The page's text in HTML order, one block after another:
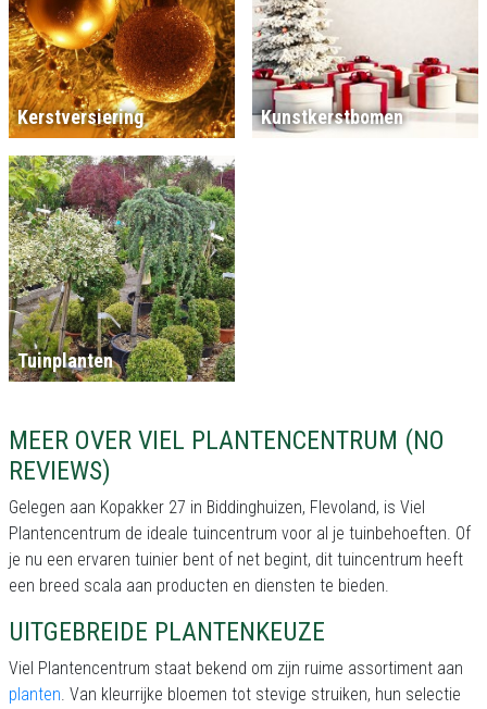
Kerstversiering Kunstkerstbomen
Tuinplanten
MEER OVER VIEL PLANTENCENTRUM (NO
REVIEWS)
Gelegen aan Kopakker 27 in Biddinghuizen, Flevoland, is Viel
Plantencentrum de ideale tuincentrum voor al je tuinbehoeften. Of
je nu een ervaren tuinier bent of net begint, dit tuincentrum heeft
een breed scala aan producten en diensten te bieden.
UITGEBREIDE PLANTENKEUZE
Viel Plantencentrum staat bekend om zijn ruime assortiment aan
planten. Van kleurrijke bloemen tot stevige struiken, hun selectie